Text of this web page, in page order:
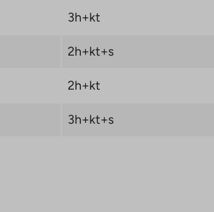
3h+kt
2h+kt+s
2h+kt
3h+kt+s